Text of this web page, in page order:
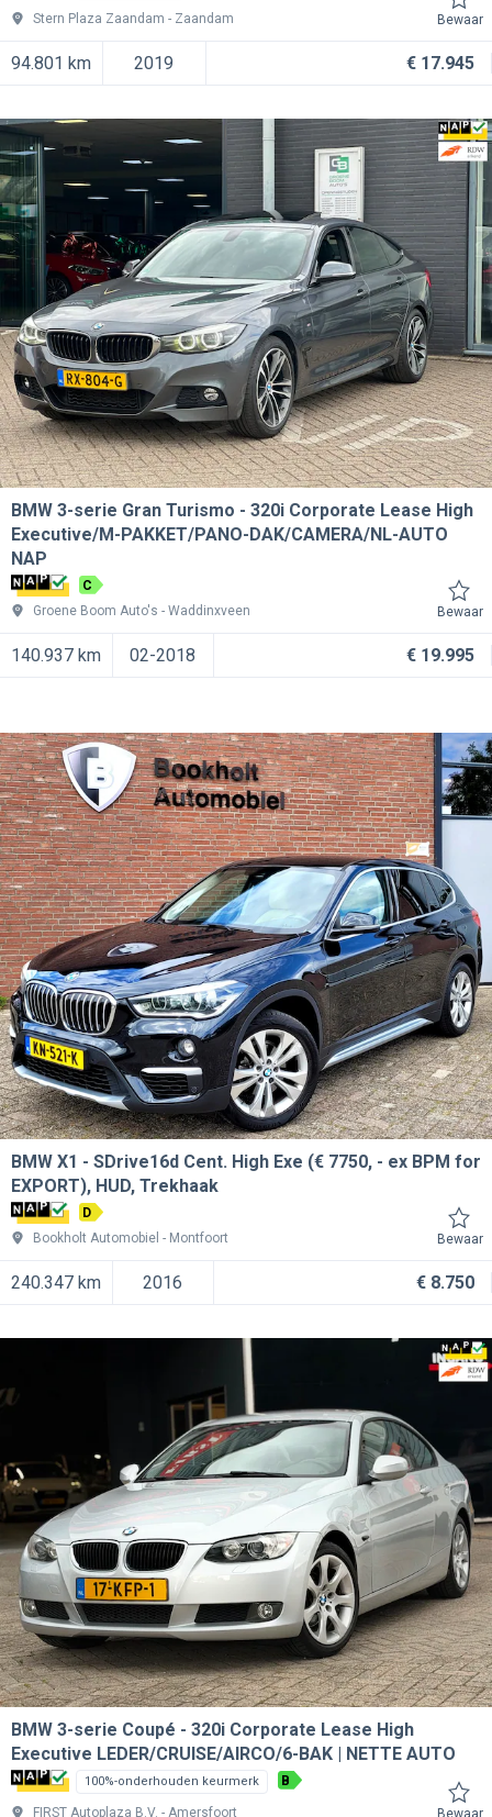
Stern Plaza Zaandam Zaandam Bewaar
94.801 km 2019 € 17.945
BMW 3-serie Gran Turismo
320i Corporate Lease High
Executive/M-PAKKET/PANO-DAK/CAMERA/NL-AUTO
NAP
C
Groene Boom Auto's
Waddinxveen Bewaar
140.937 km 02-2018 € 19.995
BMW X1
SDrive16d Cent. High Exe (€ 7750, - ex BPM for
EXPORT), HUD, Trekhaak
D
Bookholt Automobiel
Montfoort Bewaar
240.347 km 2016 € 8.750
BMW 3-serie Coupé
320i Corporate Lease High
Executive LEDER/CRUISE/AIRCO/6-BAK | NETTE AUTO
100%-onderhouden keurmerk B
FIRST Autoplaza B.V. Amersfoort Bewaar